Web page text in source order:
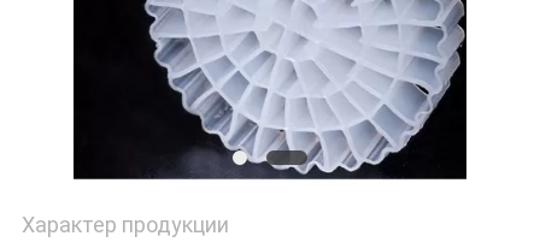
Характер продукции